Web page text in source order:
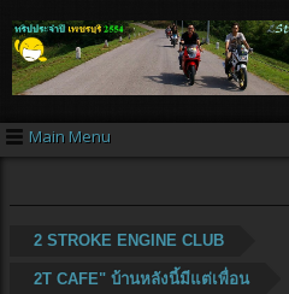
Main Menu
2 STROKE ENGINE CLUB
2T CAFE" บ้านหลังนี้มีแต่เพื่อน